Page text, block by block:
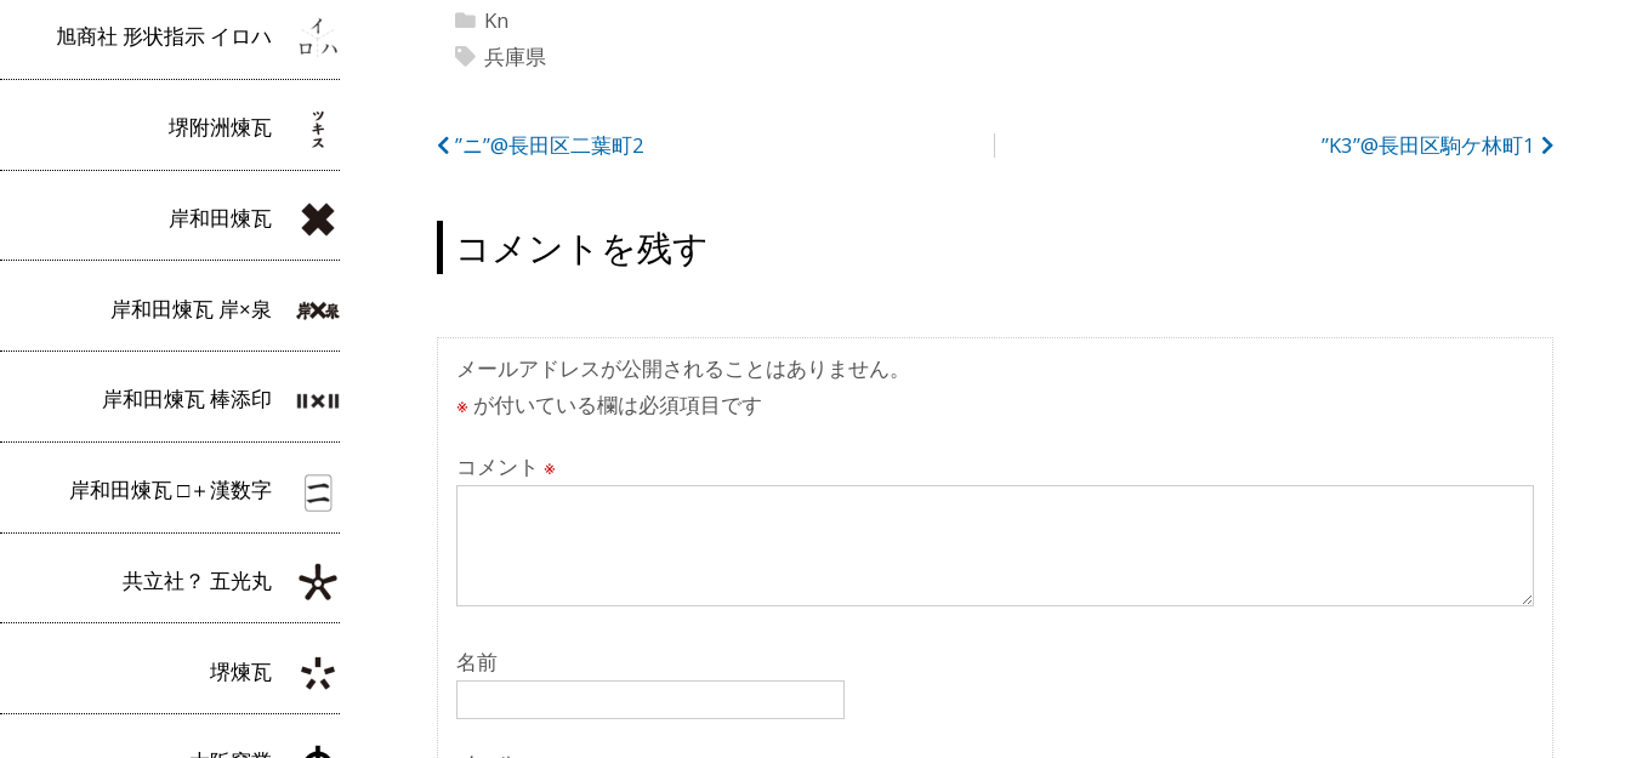
旭商社 形状指示 イロハ
堺附洲煉瓦
岸和田煉瓦
岸和田煉瓦 岸×泉
岸和田煉瓦 棒添印
岸和田煉瓦 □＋漢数字
共立社？ 五光丸
堺煉瓦
Kn
兵庫県
投
ナ
ビ
ゲ
ー
シ
ョ
ン
”K3”@長田区駒ケ林町1
”ニ”@長田区二葉町2
コメントを残す
メールアドレスが公開されることはありません。
※ が付いている欄は必須項目です
コメント ※
名前